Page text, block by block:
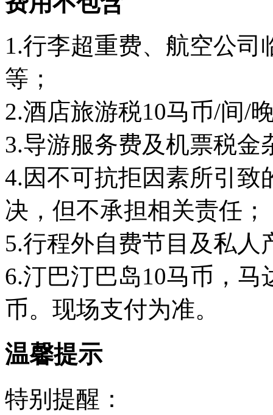
1.行李超重费、航空公
等；
2.酒店旅游税10马币/间/
3.导游服务费及机票税金
4.因不可抗拒因素所引致
决，但不承担相关责任；
5.行程外自费节目及私人
6.汀巴汀巴岛10马币，马
币。现场支付为准。
温馨提示
特别提醒：